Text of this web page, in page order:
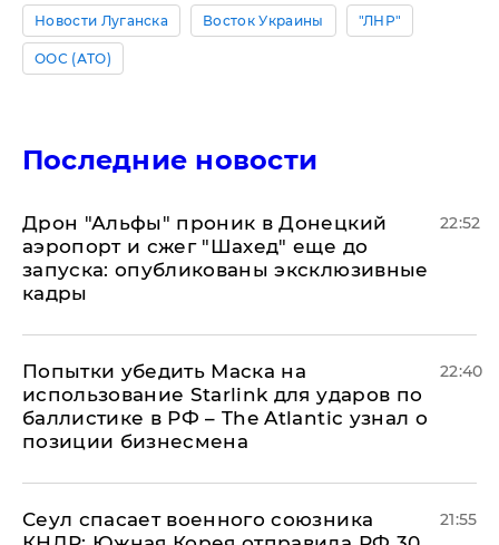
Новости Луганска Восток Украины "ЛНР"
ООС (АТО)
Последние новости
Дрон "Альфы" проник в Донецкий
аэропорт и сжег "Шахед" еще до
запуска: опубликованы эксклюзивные
кадры
22:52
Попытки убедить Маска на
использование Starlink для ударов по
баллистике в РФ – The Atlantic узнал о
позиции бизнесмена
22:40
​Сеул спасает военного союзника
21:55